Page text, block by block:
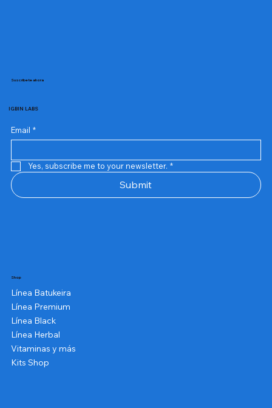
IGBIN LABS
Suscribete ahora
Email *
Yes, subscribe me to your newsletter. *
Submit
Shop
Línea Batukeira
Línea Premium
Línea Black
Línea Herbal
Vitaminas y más
Kits Shop